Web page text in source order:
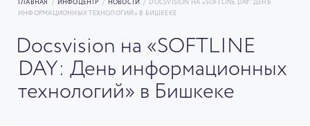
ГЛАВНАЯ / ИНФОЦЕНТР / НОВОСТИ /
DOCSVISION НА «SOFTLINE DAY: ДЕНЬ
ИНФОРМАЦИОННЫХ ТЕХНОЛОГИЙ» В БИШКЕКЕ
Docsvision на «SOFTLINE
DAY: День информационных
технологий» в Бишкеке